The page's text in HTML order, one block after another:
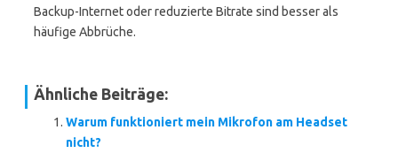
Backup-Internet oder reduzierte Bitrate sind besser als
häufige Abbrüche.
Ähnliche Beiträge:
Warum funktioniert mein Mikrofon am Headset
nicht?